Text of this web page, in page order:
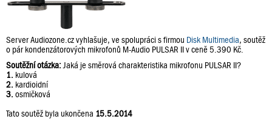
Server Audiozone.cz vyhlašuje, ve spolupráci s firmou Disk Multimedia, soutěž
o pár kondenzátorových mikrofonů M-Audio PULSAR II v ceně 5.390 Kč.
Soutěžní otázka: Jaká je směrová charakteristika mikrofonu PULSAR II?
1. kulová
2. kardioidní
3. osmičková
Tato soutěž byla ukončena 15.5.2014